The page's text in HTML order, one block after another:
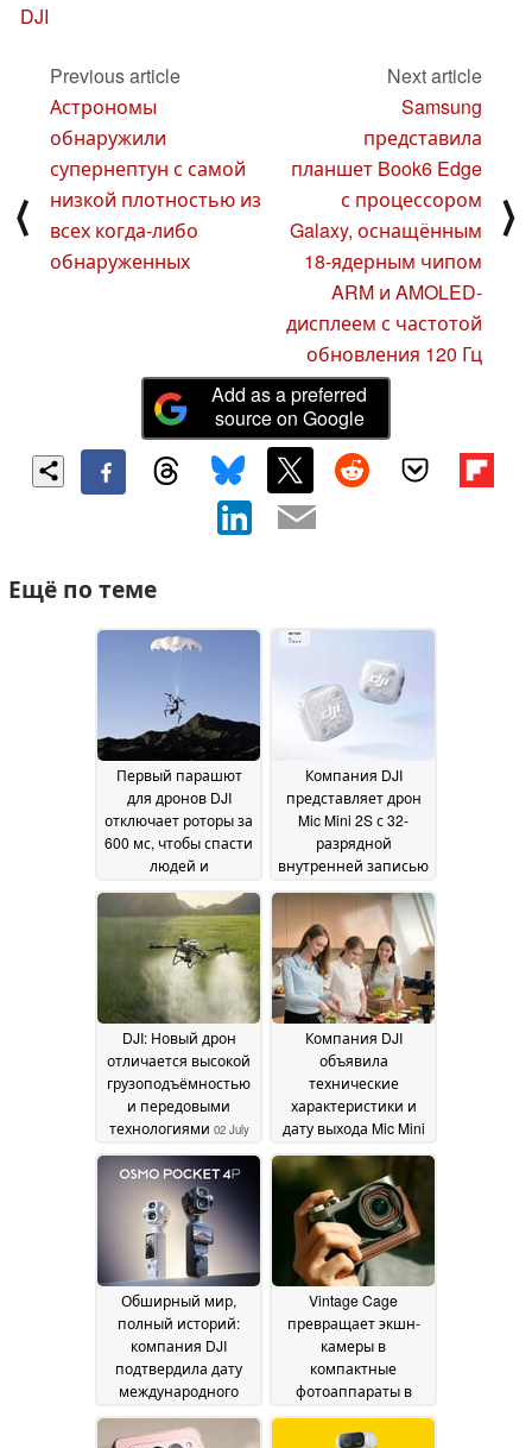
DJI
⟨
Previous article
Астрономы
обнаружили
супернептун с самой
низкой плотностью из
всех когда-либо
обнаруженных
Next article
Samsung
представила
планшет Book6 Edge
с процессором
Galaxy, оснащённым
18-ядерным чипом
ARM и AMOLED-
дисплеем с частотой
обновления 120 Гц
⟩
Add as a preferred
source on Google
Ещё по теме
Первый парашют
для дронов DJI
отключает роторы за
600 мс, чтобы спасти
людей и
09 July
2026
Компания DJI
представляет дрон
Mic Mini 2S с 32-
разрядной
внутренней записью
памятью объемом
14,5 ГБ03 July 2026
DJI: Новый дрон
отличается высокой
грузоподъёмностью
и передовыми
технологиями 02 July
2026
Компания DJI
объявила
технические
характеристики и
дату выхода Mic Mini
запись и поддержка
4 каналов в самом
миниатюрном
беспроводном
микрофоне26 June 2026
Обширный мир,
полный историй:
компания DJI
подтвердила дату
международного
4 Pro24 June 2026
Vintage Cage
превращает экшн-
камеры в
компактные
фотоаппараты в
15 June
2026